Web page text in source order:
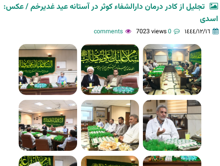
تجلیل از کادر درمان دارالشفاء کوثر در آستانه عید غدیرخم / عکس:
اسدی
١٤٤٤/١٢/١٦ 0 comments
7023 views